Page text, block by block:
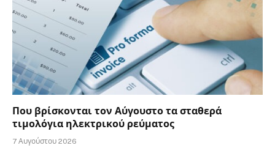
Που βρίσκονται τον Αύγουστο τα σταθερά
τιμολόγια ηλεκτρικού ρεύματος
7 Αυγούστου 2026